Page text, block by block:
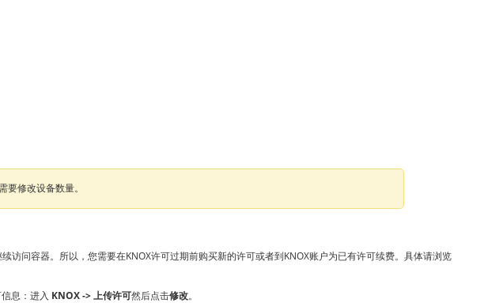
修改设备数量。
问容器。所以，您需要在KNOX许可过期前购买新的许可或者到KNOX账户为已有许可续费。具体请浏览
息：进入 KNOX -> 上传许可然后点击修改。